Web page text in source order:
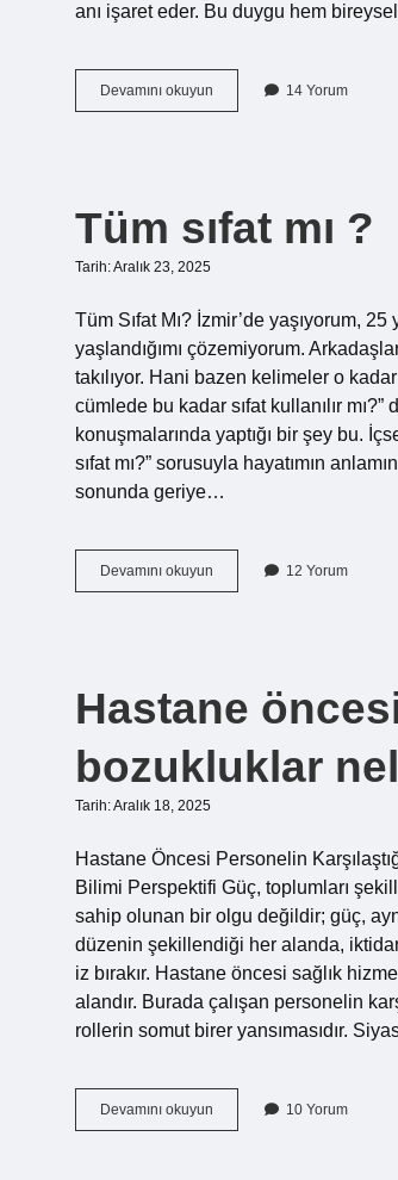
anı işaret eder. Bu duygu hem
Devamını okuyun
almak
14 Yorum
Tüm sıfat mı ?
Tarih: Aralık 23, 2025
Tüm Sıfat Mı? İzmir’de yaşıyorum,
yaşlandığımı çözemiyorum.
takılıyor. Hani bazen kelimeler o
cümlede bu kadar sıfat kullanılır
konuşmalarında yaptığı bir şey bu.
sıfat mı?” sorusuyla hayatımın
sonunda geriye…
Devamını okuyun
sıfat
12 Yorum
Hastane
bozukluklar
Tarih: Aralık 18, 2025
Hastane Öncesi Personelin
Bilimi Perspektifi Güç, toplumları
sahip olunan bir olgu değildir; güç,
düzenin şekillendiği her alanda,
iz bırakır. Hastane öncesi sağlık
alandır. Burada çalışan personelin
rollerin somut birer yansımasıdır.
Devamını okuyun Hastane
öncesi
10 Yorum